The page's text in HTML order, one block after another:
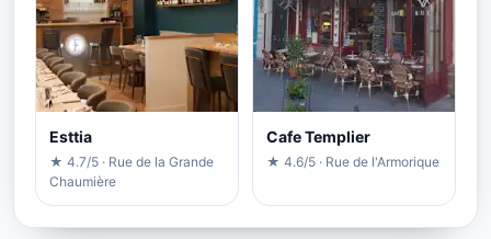
Esttia
★ 4.7/5 · Rue de la Grande
Chaumière
Cafe Templier
★ 4.6/5 · Rue de l'Armorique